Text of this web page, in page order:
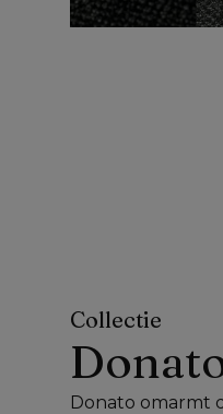
Collectie
Donato omarmt